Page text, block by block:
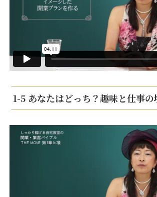
1-5 あなたはどっち？趣味と仕事の